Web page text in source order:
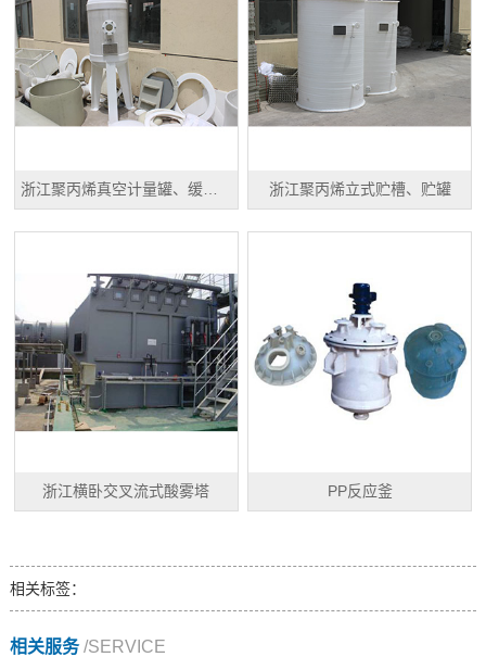
浙江聚丙烯立式贮槽、贮罐
浙江横卧交叉流式酸雾塔 PP反应釜
相关标签：
相关服务/SERVICE